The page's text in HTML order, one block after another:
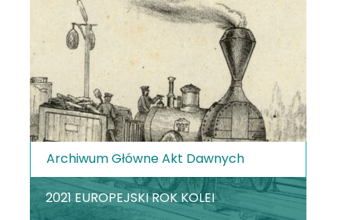
Archiwum Główne Akt Dawnych
2021 EUROPEJSKI ROK KOLEI